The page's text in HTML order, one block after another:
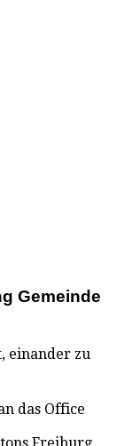
Gemeinde
einander zu
das Office
Freiburg